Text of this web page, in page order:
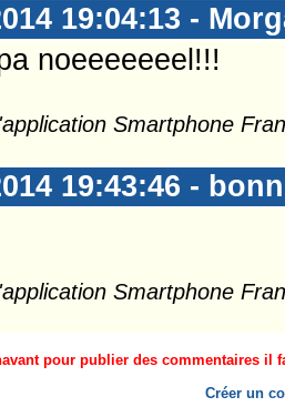
19:04:13 -
noeeeeeeel!!!
Smartphone
19:43:46 -
Smartphone
pour publier des commentaires il
Créer un